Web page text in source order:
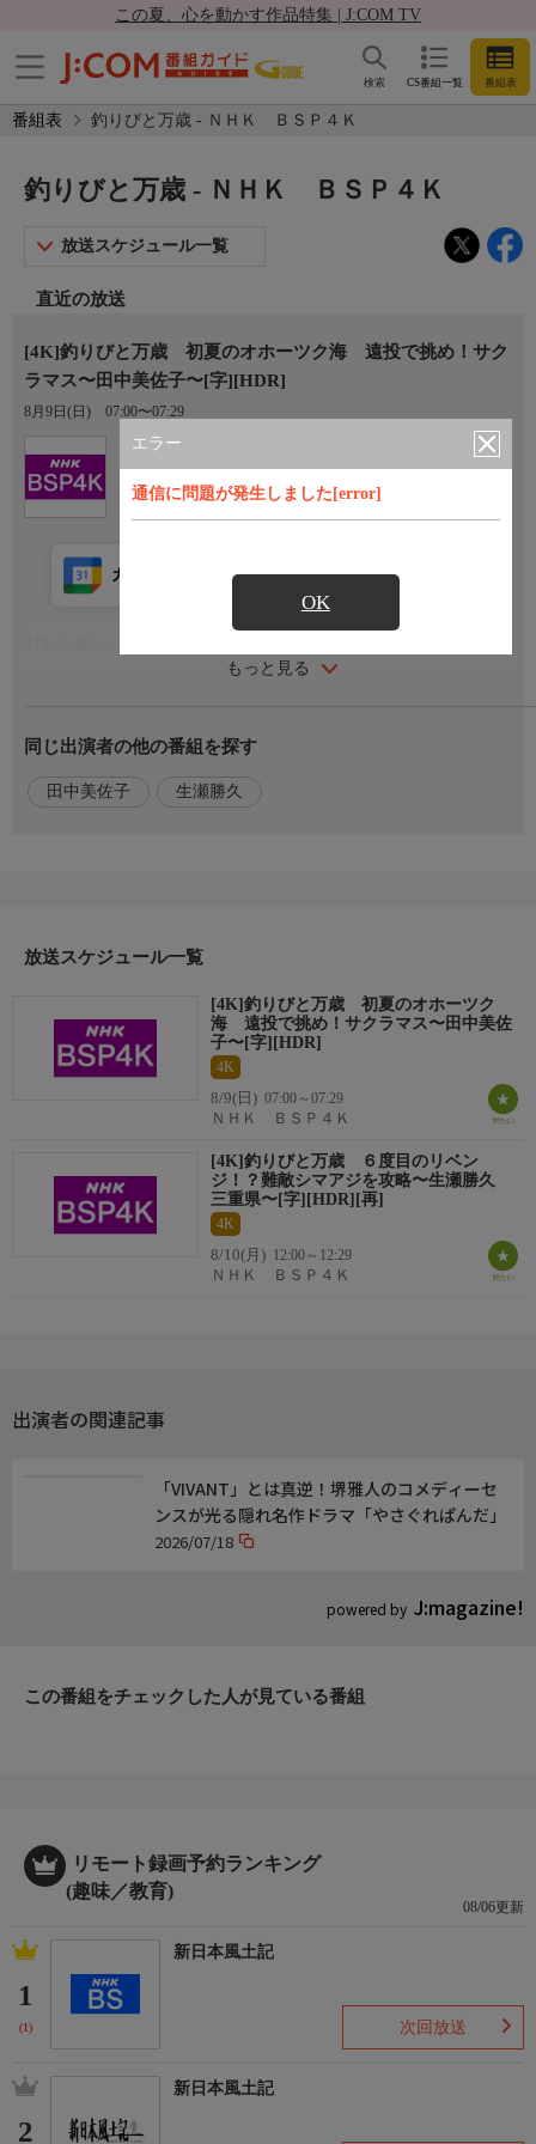
この夏、心を動かす作品特集 | J:COM TV
CS番組一覧 番組表
検索
番組表 釣りびと万歳 - ＮＨＫ ＢＳＰ４Ｋ
エラー
通信に問題が発生しました[error]
OK
釣りびと万歳 - ＮＨＫ ＢＳＰ４Ｋ
放送スケジュール一覧
直近の放送
[4K]釣りびと万歳 初夏のオホーツク海 遠投で挑め！サク
ラマス〜田中美佐子〜[字][HDR]
8月9日(日) 07:00〜07:29
Ch.101
ＮＨＫ ＢＳＰ４Ｋ
もっと見る
カレンダー登録 アプリ視聴
田中さんは釣り歴３０年のキャリアですが、サクラマスは初めて
のターゲットです。今回狙うオホーツク海のポイントでは砂浜か
ら５０ｍ離れた駆け上がりを回遊しています。釣り上げるにはル
出演者
原作・脚本
キーワード１
同じ出演者の他の番組を探す
田中美佐子 生瀬勝久
放送スケジュール一覧
[4K]釣りびと万歳 初夏のオホーツク
海 遠投で挑め！サクラマス〜田中美佐
子〜[字][HDR]
4K
8/9(日) 07:00～07:29
ＮＨＫ ＢＳＰ４Ｋ
[4K]釣りびと万歳 ６度目のリベン
ジ！？難敵シマアジを攻略〜生瀬勝久
三重県〜[字][HDR][再]
4K
8/10(月) 12:00～12:29
ＮＨＫ ＢＳＰ４Ｋ
出演者の関連記事
powered by J:magazine!
「VIVANT」とは真逆！堺雅人のコメディーセ
ンスが光る隠れ名作ドラマ「やさぐれぱんだ」
2026/07/18
この番組をチェックした人が見ている番組
リモート録画予約ランキング
(趣味／教育)
08/06更新
1
(1)
新日本風土記
次回放送
2
新日本風土記